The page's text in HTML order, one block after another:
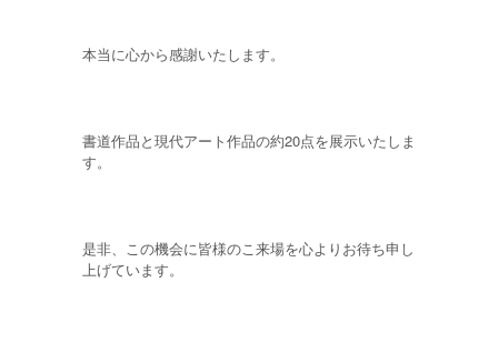
本当に心から感謝いたします。
書道作品と現代アート作品の約20点を展示いたしま
す。
是非、この機会に皆様のこ来場を心よりお待ち申し
上げています。